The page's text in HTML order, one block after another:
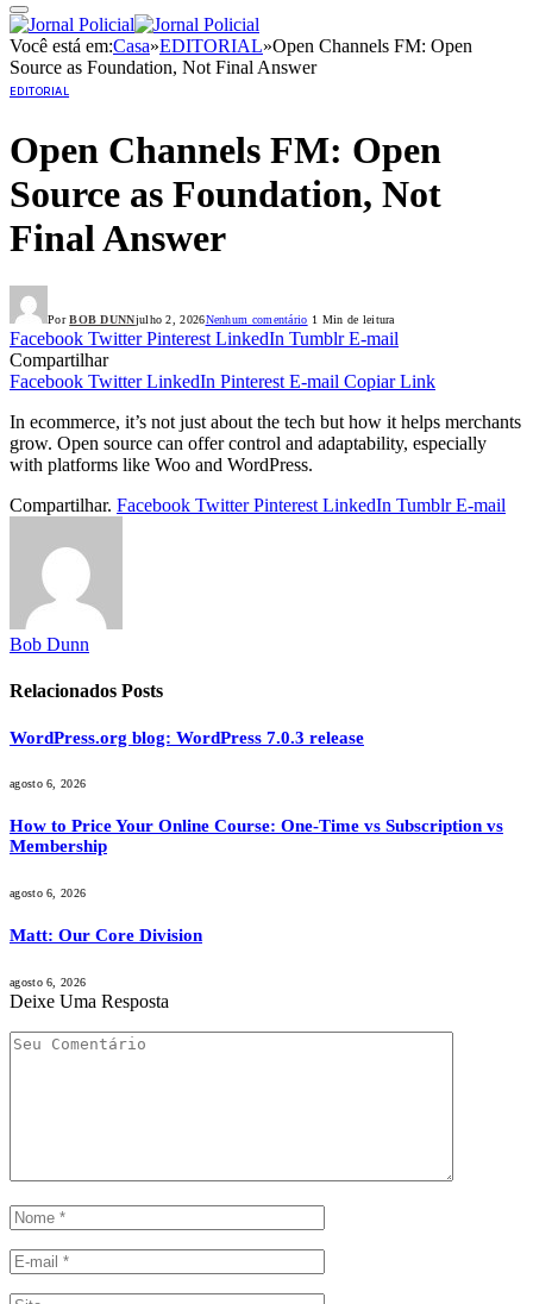
Você está em:Casa»EDITORIAL»Open Channels FM: Open
Source as Foundation, Not Final Answer
EDITORIAL
Open Channels FM: Open
Source as Foundation, Not
Final Answer
Por BOB DUNNjulho 2, 2026Nenhum comentário 1 Min de leitura
Facebook Twitter Pinterest LinkedIn Tumblr E-mail
Compartilhar
Facebook Twitter LinkedIn Pinterest E-mail Copiar Link
In ecommerce, it’s not just about the tech but how it helps merchants
grow. Open source can offer control and adaptability, especially
with platforms like Woo and WordPress.
Compartilhar. Facebook Twitter Pinterest LinkedIn Tumblr E-mail
Bob Dunn
Relacionados Posts
WordPress.org blog: WordPress 7.0.3 release
agosto 6, 2026
How to Price Your Online Course: One-Time vs Subscription vs
Membership
agosto 6, 2026
Matt: Our Core Division
agosto 6, 2026
Deixe Uma Resposta